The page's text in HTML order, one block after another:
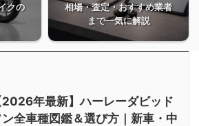
クの
相場・査定・おすすめ業者
まで一気に解説
2026年最新】ハーレーダビッド
ン全車種図鑑＆選び方｜新車・中